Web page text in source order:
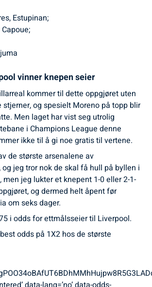
Estupinan;
vinner knepen seier
kommer til dette oppgjøret uten
og spesielt Moreno på topp blir
Men laget har vist seg utrolig
i Champions League denne
ikke til å gi noe gratis til vertene.
de største arsenalene av
jeg tror nok de skal få hull på byllen i
men jeg lukter et knepent 1-0 eller 2-1-
og dermed helt åpent før
om seks dager.
i odds for ettmålsseier til Liverpool.
odds på 1X2 hos de største